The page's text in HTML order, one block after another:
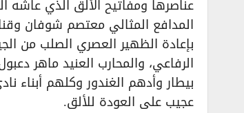
عناصرها ومفاتيح الألق الذي عاشه
المدافع المثالي معتصم شوفان
بإعادة الظهير العصري الصلب من
الرفاعي، والمحارب العنيد ماهر
بيطار وأدهم الغندور وكلهم أبناء
عجيب على العودة للألق.